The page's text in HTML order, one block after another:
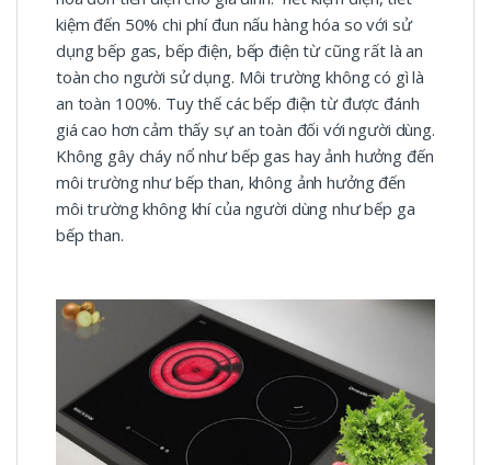
kiệm đến 50% chi phí đun nấu hàng hóa so với sử
dụng bếp gas, bếp điện, bếp điện từ cũng rất là an
toàn cho người sử dụng. Môi trường không có gì là
an toàn 100%. Tuy thế các bếp điện từ được đánh
giá cao hơn cảm thấy sự an toàn đối với người dùng.
Không gây cháy nổ như bếp gas hay ảnh hưởng đến
môi trường như bếp than, không ảnh hưởng đến
môi trường không khí của người dùng như bếp ga
bếp than.